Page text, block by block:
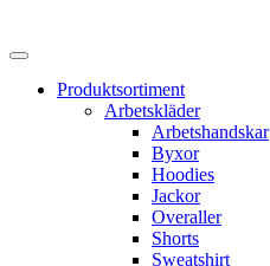
Produktsortiment
Arbetskläder
Arbetshandskar
Byxor
Hoodies
Jackor
Overaller
Shorts
Sweatshirt